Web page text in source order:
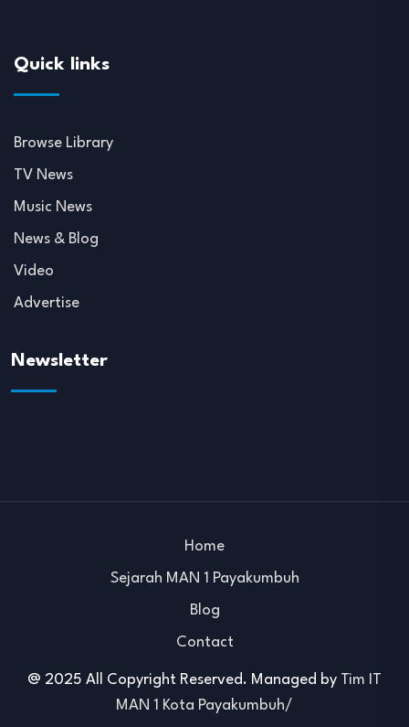
Quick links
Browse Library
TV News
Music News
News & Blog
Video
Advertise
Newsletter
@ 2025 All Copyright Reserved. Managed by Tim IT
MAN 1 Kota Payakumbuh/
Home
Sejarah MAN 1 Payakumbuh
Blog
Contact